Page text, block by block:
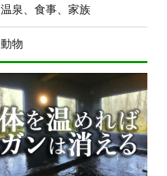
温泉、食事、家族
動物